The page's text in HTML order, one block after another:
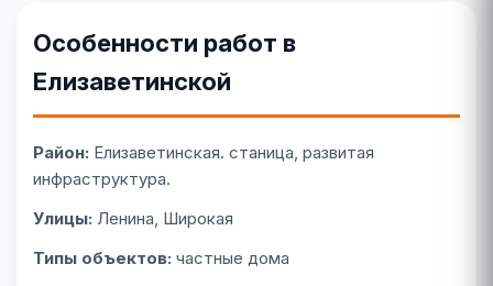
Особенности работ в
Елизаветинской
Район: Елизаветинская. станица, развитая
инфраструктура.
Улицы: Ленина, Широкая
Типы объектов: частные дома